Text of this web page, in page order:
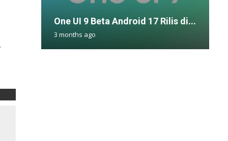
One UI 9 Beta Android 17 Rilis di...
3 months ago